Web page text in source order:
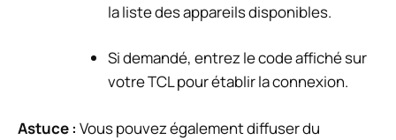
la liste des appareils disponibles.
Si demandé, entrez le code affiché sur
votre TCL pour établir la connexion.
Astuce : Vous pouvez également diffuser du